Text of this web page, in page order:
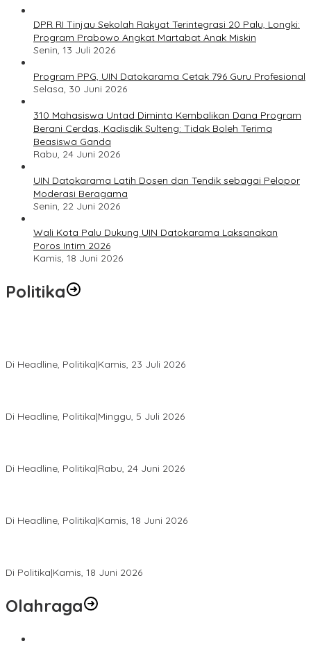
DPR RI Tinjau Sekolah Rakyat Terintegrasi 20 Palu, Longki:
Program Prabowo Angkat Martabat Anak Miskin
Senin, 13 Juli 2026
Program PPG, UIN Datokarama Cetak 796 Guru Profesional
Selasa, 30 Juni 2026
310 Mahasiswa Untad Diminta Kembalikan Dana Program
Berani Cerdas, Kadisdik Sulteng: Tidak Boleh Terima
Beasiswa Ganda
Rabu, 24 Juni 2026
UIN Datokarama Latih Dosen dan Tendik sebagai Pelopor
Moderasi Beragama
Senin, 22 Juni 2026
Wali Kota Palu Dukung UIN Datokarama Laksanakan
Poros Intim 2026
Kamis, 18 Juni 2026
Politika
Di Headline, Politika|Kamis, 23 Juli 2026
Di Headline, Politika|Minggu, 5 Juli 2026
Di Headline, Politika|Rabu, 24 Juni 2026
Di Headline, Politika|Kamis, 18 Juni 2026
Di Politika|Kamis, 18 Juni 2026
Olahraga